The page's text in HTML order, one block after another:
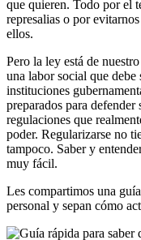
que quieren. Todo por el
represalias o por
ellos.
Pero la ley está de
una labor social que debe
instituciones
preparados para
regulaciones que
poder. Regularizarse no
tampoco. Saber y
muy fácil.
Les compartimos una
personal y sepan cómo